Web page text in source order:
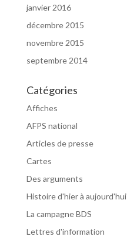
janvier 2016
décembre 2015
novembre 2015
septembre 2014
Catégories
Affiches
AFPS national
Articles de presse
Cartes
Des arguments
Histoire d'hier à aujourd'hui
La campagne BDS
Lettres d'information